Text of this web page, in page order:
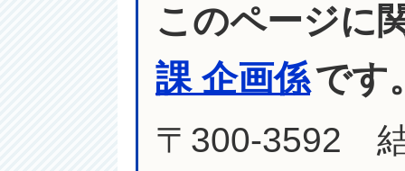
このページに
課 企画係です
〒300-3592